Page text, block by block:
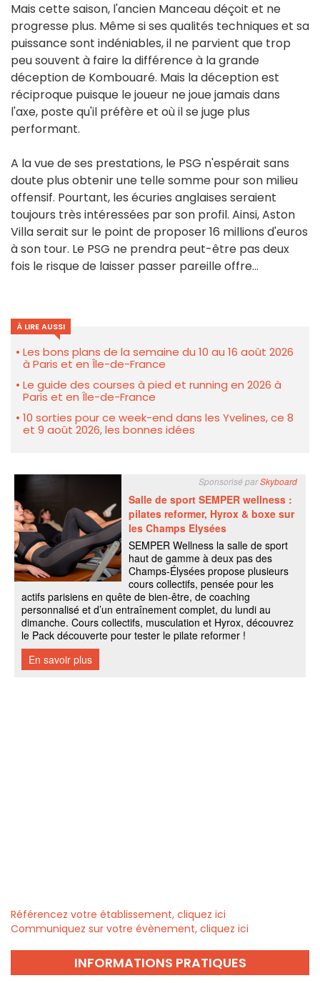
Mais cette saison, l'ancien Manceau déçoit et ne
progresse plus. Même si ses qualités techniques et sa
puissance sont indéniables, il ne parvient que trop
peu souvent à faire la différence à la grande
déception de Kombouaré. Mais la déception est
réciproque puisque le joueur ne joue jamais dans
l'axe, poste qu'il préfère et où il se juge plus
performant.
A la vue de ses prestations, le PSG n'espérait sans
doute plus obtenir une telle somme pour son milieu
offensif. Pourtant, les écuries anglaises seraient
toujours très intéressées par son profil. Ainsi, Aston
Villa serait sur le point de proposer 16 millions d'euros
à son tour. Le PSG ne prendra peut-être pas deux
fois le risque de laisser passer pareille offre...
À LIRE AUSSI
Les bons plans de la semaine du 10 au 16 août 2026
à Paris et en Île-de-France
Le guide des courses à pied et running en 2026 à
Paris et en Île-de-France
10 sorties pour ce week-end dans les Yvelines, ce 8
et 9 août 2026, les bonnes idées
Référencez votre établissement, cliquez ici
Communiquez sur votre évènement, cliquez ici
INFORMATIONS PRATIQUES